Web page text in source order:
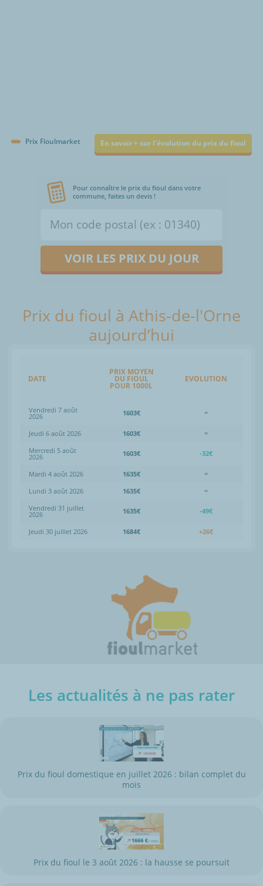
Prix Fioulmarket En savoir + sur l'évolution du prix du fioul
Pour connaître le prix du fioul dans votre
commune, faites un devis !
VOIR LES PRIX DU JOUR
Prix du fioul à Athis-de-l'Orne
aujourd’hui
DATE
PRIX MOYEN
DU FIOUL
POUR 1000L
EVOLUTION
Vendredi 7 août
2026 1603€ =
Jeudi 6 août 2026 1603€
=
Mercredi 5 août
2026 1603€ -32€
Mardi 4 août 2026 1635€
=
Lundi 3 août 2026
1635€
=
Vendredi 31 juillet
2026 1635€ -49€
Jeudi 30 juillet 2026 1684€ +26€
Les actualités à ne pas rater
Prix du fioul domestique en juillet 2026 : bilan complet du
mois
Prix du fioul le 3 août 2026 : la hausse se poursuit